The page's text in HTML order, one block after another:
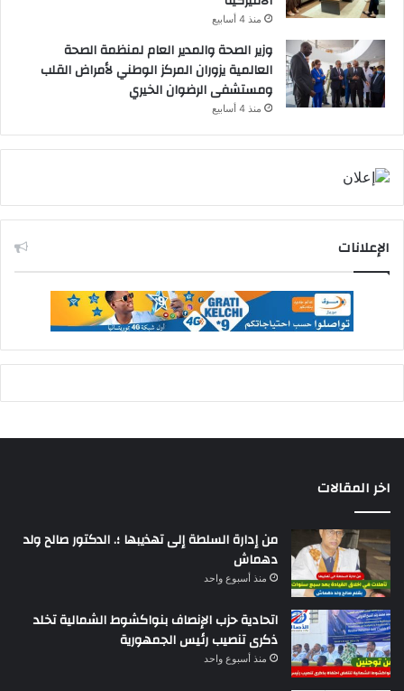
منذ 4 أسابيع
وزير الصحة والمدير العام لمنظمة الصحة
العالمية يزوران المركز الوطني لأمراض القلب
ومستشفى الرضوان الخيري
منذ 4 أسابيع
الإعلانات
اخر المقالات
من إدارة السلطة إلى تهذيبها ؛. الدكتور صالح ولد
دهماش
منذ أسبوع واحد
اتحادية حزب الإنصاف بنواكشوط الشمالية تخلد
ذكرى تنصيب رئيس الجمهورية
منذ أسبوع واحد